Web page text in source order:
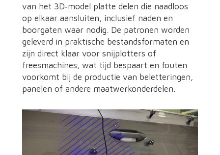
van het 3D‑model platte delen die naadloos
op elkaar aansluiten, inclusief naden en
boorgaten waar nodig. De patronen worden
geleverd in praktische bestandsformaten en
zijn direct klaar voor snijplotters of
freesmachines, wat tijd bespaart en fouten
voorkomt bij de productie van beletteringen,
panelen of andere maatwerkonderdelen.